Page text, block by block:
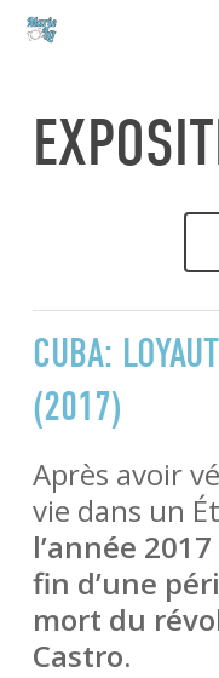
Skip
CUBA:
(2017)
Après avoir
vie dans un
l’année
fin d’une
mort du
Castro.